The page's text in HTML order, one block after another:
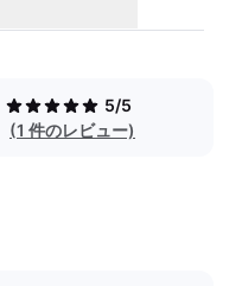
5/5
(1 件のレビュー)